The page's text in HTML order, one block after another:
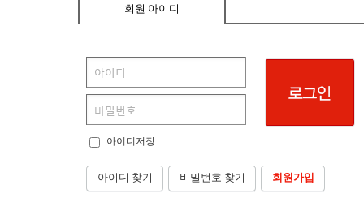
회원 아이디
아이디저장
아이디 찾기 비밀번호 찾기 회원가입